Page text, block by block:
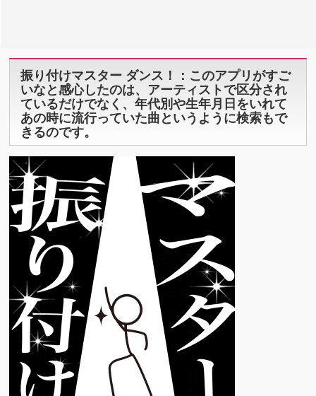
振り付けマスター ダンス！：このアプリがすご
いなと感心したのは、アーティストで区分され
ているだけでなく、年代別や生年月日をいれて
あの時に流行っていた曲というように検索もで
きるのです。